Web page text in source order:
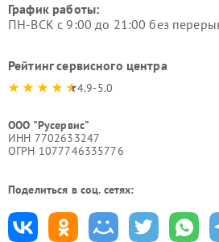
График работы:
ПН-ВСК с 9:00 до 21:00 без
Рейтинг сервисного центра
4.9-5.0
ООО "Русервис"
ИНН 7702633247
ОГРН 1077746335776
Поделиться в соц. сетях: